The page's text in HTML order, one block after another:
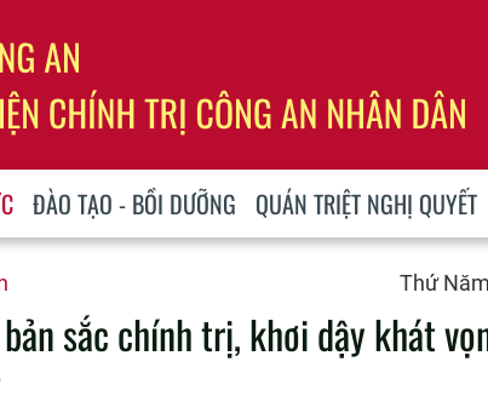
ĐÀO TẠO - BỒI DƯỠNG QUÁN TRIỆT NGHỊ QUYẾT
Thứ
sắc chính trị, khơi dậy khát